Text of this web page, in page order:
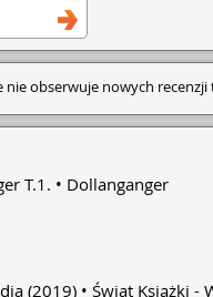
nie obserwuje nowych recenzji
T.1. Dollanganger
(2019) Świat Książki -